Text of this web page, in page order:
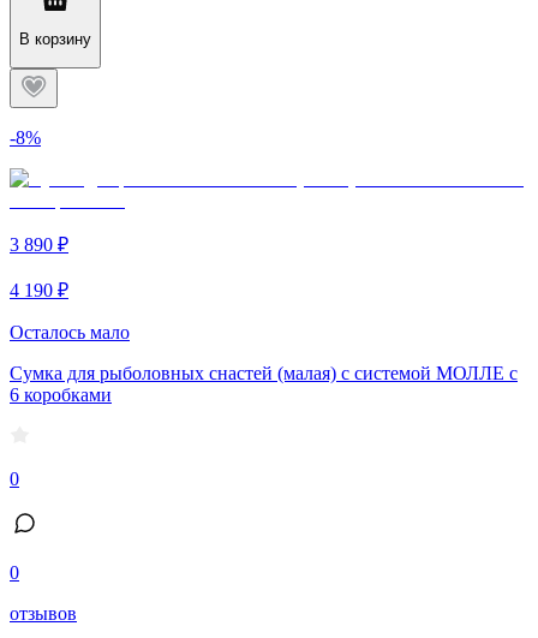
В корзину
-8%
3 890 ₽
4 190 ₽
Осталось мало
Сумка для рыболовных снастей (малая) с системой МОЛЛЕ c
6 коробками
0
0
отзывов